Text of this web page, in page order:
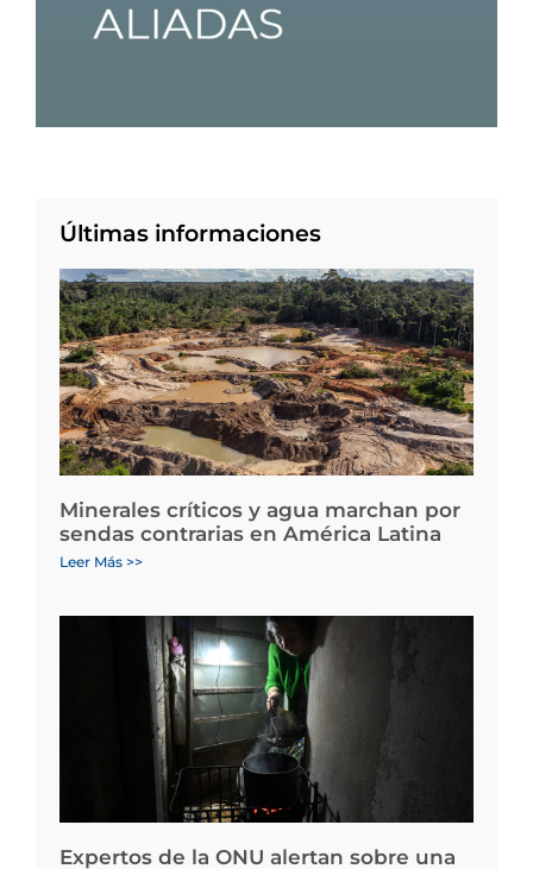
Últimas informaciones
Minerales críticos y agua marchan por
sendas contrarias en América Latina
Leer Más >>
Expertos de la ONU alertan sobre una